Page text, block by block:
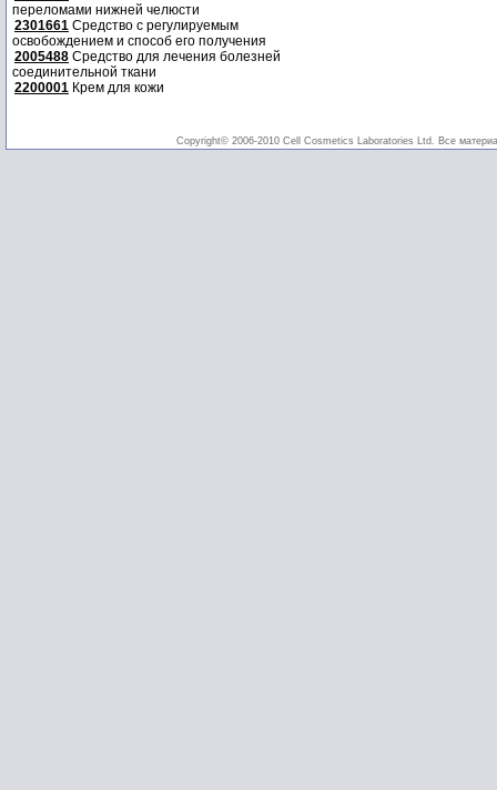
переломами нижней челюсти
2301661 Средство с регулируемым
освобождением и способ его получения
2005488 Средство для лечения болезней
соединительной ткани
2200001 Крем для кожи
Copyright© 2006-2010 Cell Cosmetics Laboratories Ltd. Все